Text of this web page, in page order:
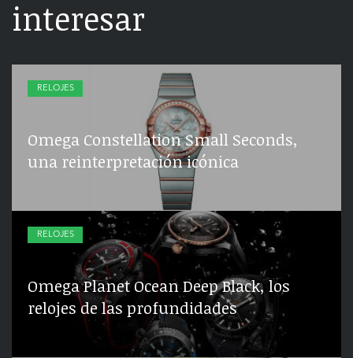
interesar
RELOJES
Omega Constellation Small Seconds,
una reinterpretación icónica
RELOJES
Omega Planet Ocean Deep Black, los
relojes de las profundidades